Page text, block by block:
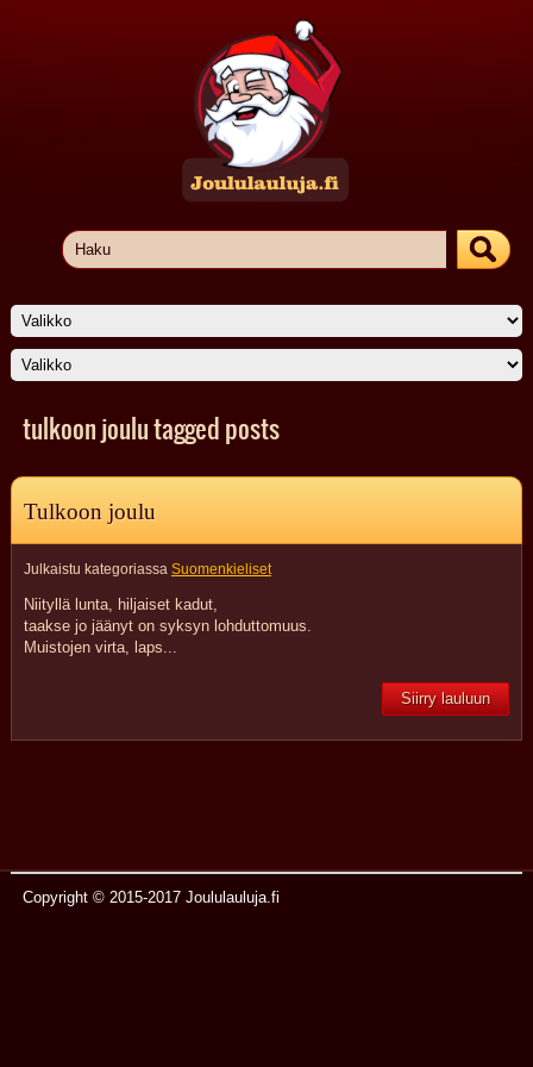
tulkoon joulu tagged posts
Tulkoon joulu
Julkaistu kategoriassa Suomenkieliset
Niityllä lunta, hiljaiset kadut,
taakse jo jäänyt on syksyn lohduttomuus.
Muistojen virta, laps...
Siirry lauluun
Copyright © 2015-2017 Joululauluja.fi